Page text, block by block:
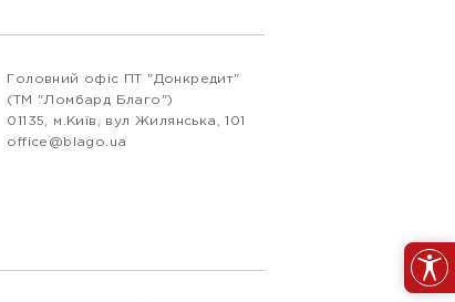
Головний офіс ПТ "Донкредит"
(ТМ "Ломбард Благо")
01135, м.Київ, вул Жилянська, 101
office@blago.ua